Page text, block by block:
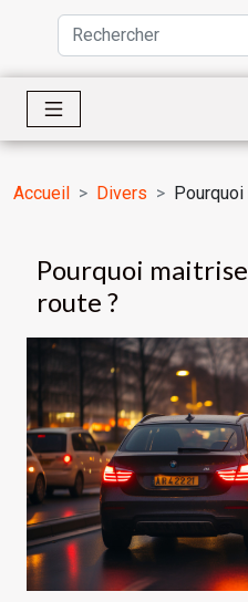
Accueil Divers
Pourquoi
route ?